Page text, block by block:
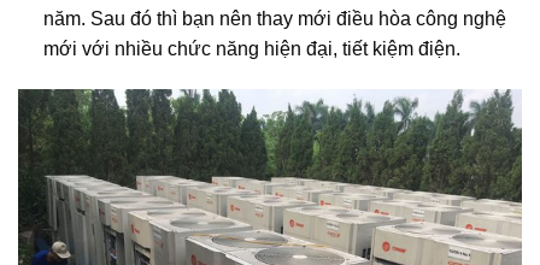
năm. Sau đó thì bạn nên thay mới điều hòa công nghệ
mới với nhiều chức năng hiện đại, tiết kiệm điện.